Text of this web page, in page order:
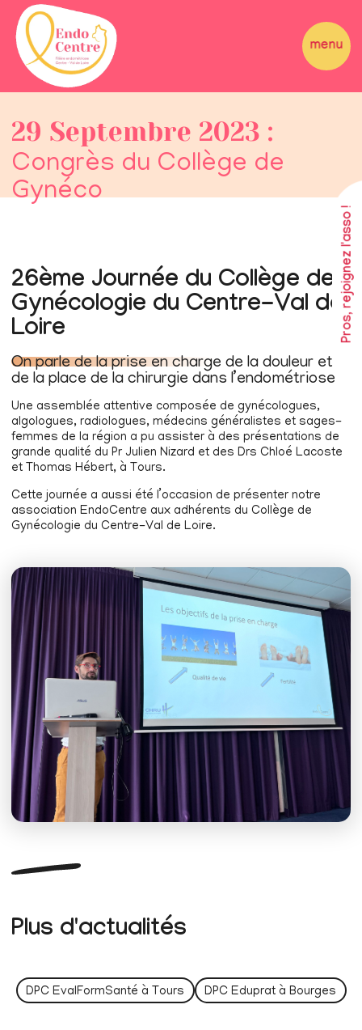
Pros, rejoignez l'asso !
29 Septembre 2023 :
Congrès du Collège de
Gynéco
26ème Journée du Collège de
Gynécologie du Centre-Val de
Loire
On parle de la prise en charge de la douleur et
de la place de la chirurgie dans l’endométriose
Une assemblée attentive composée de gynécologues,
algologues, radiologues, médecins généralistes et sages-
femmes de la région a pu assister à des présentations de
grande qualité du Pr Julien Nizard et des Drs Chloé Lacoste
et Thomas Hébert, à Tours.
Cette journée a aussi été l’occasion de présenter notre
association EndoCentre aux adhérents du Collège de
Gynécologie du Centre-Val de Loire.
Plus d'actualités
DPC EvalFormSanté à Tours DPC Eduprat à Bourges